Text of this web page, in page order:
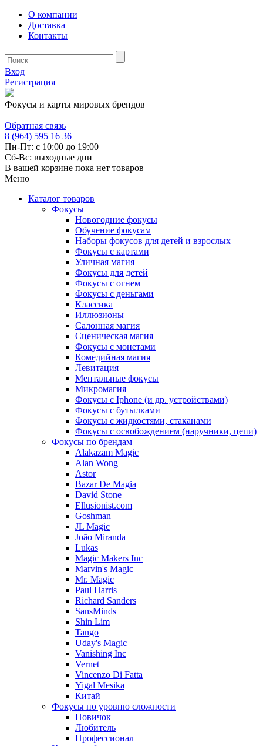
О компании
Доставка
Контакты
Вход
Регистрация
Фокусы и карты мировых брендов
Обратная связь
8 (964) 595 16 36
Пн-Пт: с 10:00 до 19:00
Сб-Вс: выходные дни
В вашей корзине пока нет товаров
Меню
Каталог товаров
Фокусы
Новогодние фокусы
Обучение фокусам
Наборы фокусов для детей и взрослых
Фокусы с картами
Уличная магия
Фокусы для детей
Фокусы с огнем
Фокусы с деньгами
Классика
Иллюзионы
Салонная магия
Сценическая магия
Фокусы с монетами
Комедийная магия
Левитация
Ментальные фокусы
Микромагия
Фокусы с Iphone (и др. устройствами)
Фокусы с бутылками
Фокусы с жидкостями, стаканами
Фокусы с освобождением (наручники, цепи)
Фокусы по брендам
Alakazam Magic
Alan Wong
Astor
Bazar De Magia
David Stone
Ellusionist.com
Goshman
JL Magic
João Miranda
Lukas
Magic Makers Inc
Marvin's Magic
Mr. Magic
Paul Harris
Richard Sanders
SansMinds
Shin Lim
Tango
Uday's Magic
Vanishing Inc
Vernet
Vincenzo Di Fatta
Yigal Mesika
Китай
Фокусы по уровню сложности
Новичок
Любитель
Профессионал